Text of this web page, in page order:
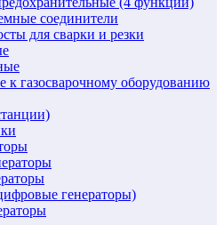
соединители
для сварки и резки
газосварочному оборудованию
генераторы)